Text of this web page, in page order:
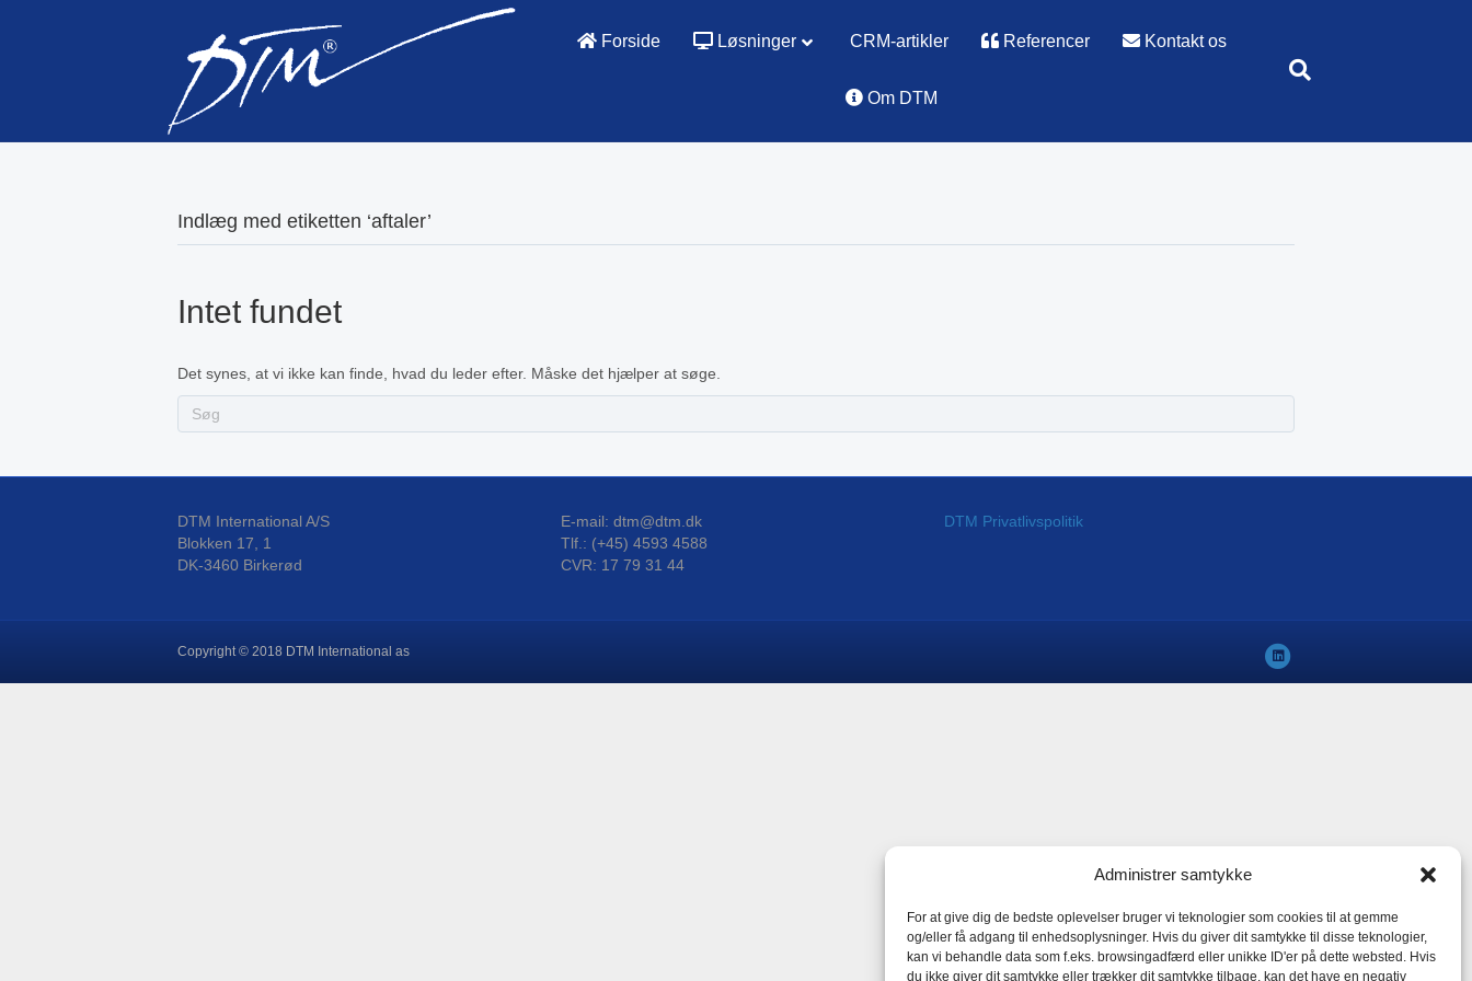
Administrer samtykke
For at give dig de bedste oplevelser bruger vi teknologier som cookies til at gemme
og/eller få adgang til enhedsoplysninger. Hvis du giver dit samtykke til disse teknologier,
kan vi behandle data som f.eks. browsingadfærd eller unikke ID'er på dette websted. Hvis
du ikke giver dit samtykke eller trækker dit samtykke tilbage, kan det have en negativ
Forside Løsninger CRM-artikler Referencer Kontakt os
Om DTM
Indlæg med etiketten ‘aftaler’
Intet fundet
Det synes, at vi ikke kan finde, hvad du leder efter. Måske det hjælper at søge.
DTM International A/S
Blokken 17, 1
DK-3460 Birkerød
E-mail: dtm@dtm.dk
Tlf.: (+45) 4593 4588
CVR: 17 79 31 44
DTM Privatlivspolitik
Copyright © 2018 DTM International as
i